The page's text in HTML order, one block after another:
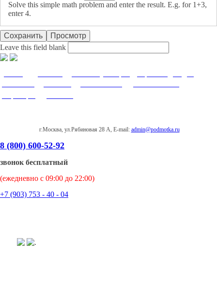
Solve this simple math problem and enter the result. E.g. for 1+3,
enter 4.
Leave this field blank
г.Москва, ул.Рябиновая 28 А, E-mail: admin@podmotka.ru
8 (800) 600-52-92
звонок бесплатный
(ежедневно с 09:00 до 22:00)
+7 (903) 753 - 40 - 04
.